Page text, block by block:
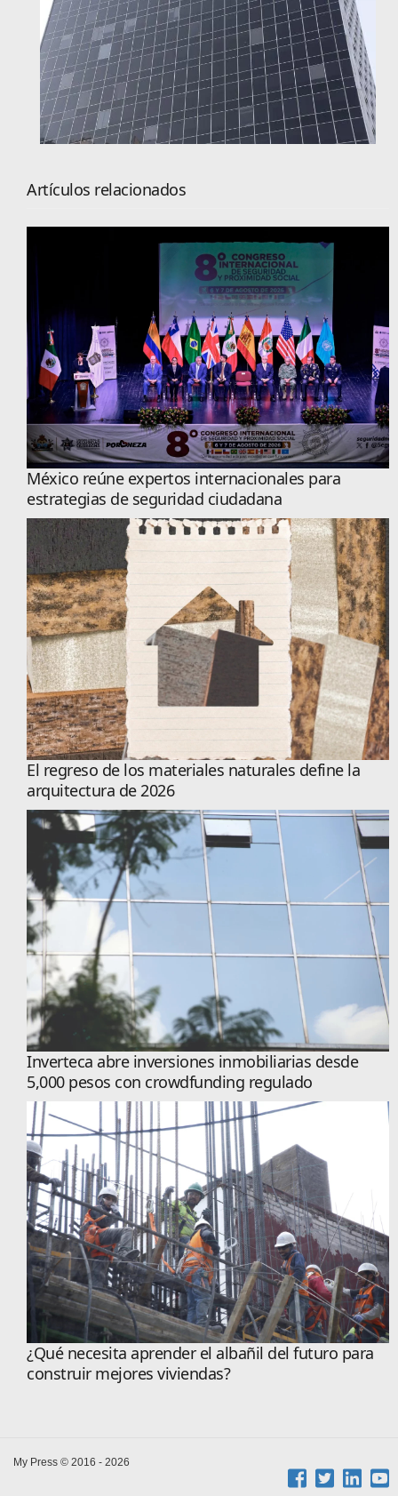
Artículos relacionados
México reúne expertos internacionales para
estrategias de seguridad ciudadana
El regreso de los materiales naturales define la
arquitectura de 2026
Inverteca abre inversiones inmobiliarias desde
5,000 pesos con crowdfunding regulado
¿Qué necesita aprender el albañil del futuro para
construir mejores viviendas?
My Press © 2016 - 2026